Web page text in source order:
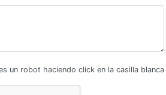
un robot haciendo click en la casilla blanca